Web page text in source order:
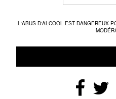
L'ABUS D'ALCOOL EST DANGEREUX